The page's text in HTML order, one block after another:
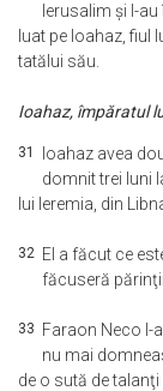
Ierusalim şi l-
luat pe Ioahaz, fiul
tatălui său.
Ioahaz, împăratul
31
Ioahaz avea
domnit trei luni
lui Ieremia, din
32 El a făcut ce
făcuseră părinţii
33 Faraon Neco l-
nu mai
de o sută de talanţi